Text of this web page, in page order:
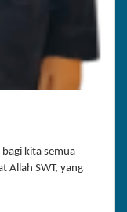
kita semua
Allah SWT, yang